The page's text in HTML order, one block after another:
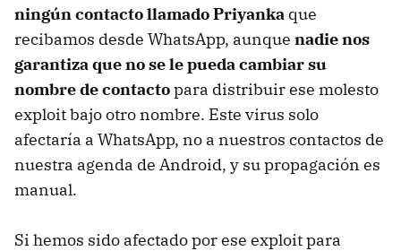
ningún contacto llamado Priyanka que
recibamos desde WhatsApp, aunque nadie nos
garantiza que no se le pueda cambiar su
nombre de contactopara distribuir ese molesto
exploit bajo otro nombre. Este virus solo
afectaría a WhatsApp, no a nuestros contactos de
nuestra agenda de Android, y su propagación es
manual.
Si hemos sido afectado por ese exploit para